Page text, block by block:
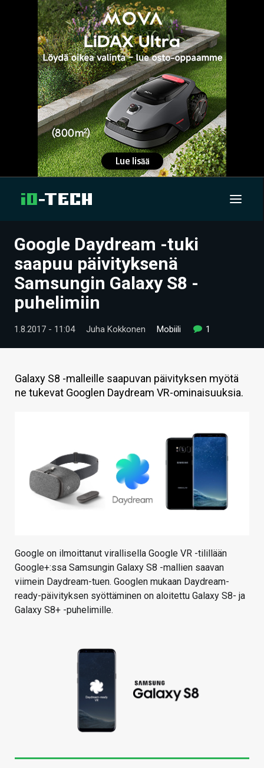
UUTISET
ARTIKKELIT
VIDEOT
TECHBBS
HINTA.FI
HAKU
Google Daydream -tuki
saapuu päivityksenä
Samsungin Galaxy S8 -
puhelimiin
1.8.2017 - 11:04 Juha Kokkonen Mobiili 1
Galaxy S8 -malleille saapuvan päivityksen myötä
ne tukevat Googlen Daydream VR-ominaisuuksia.
Google on ilmoittanut virallisella Google VR -tilillään
Google+:ssa Samsungin Galaxy S8 -mallien saavan
viimein Daydream-tuen. Googlen mukaan Daydream-
ready-päivityksen syöttäminen on aloitettu Galaxy S8- ja
Galaxy S8+ -puhelimille.